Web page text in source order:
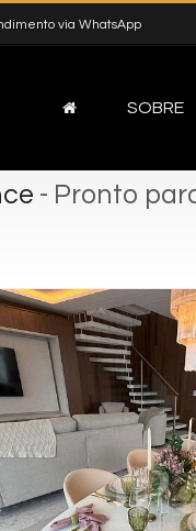
via WhatsApp
SOBRE
- Pronto